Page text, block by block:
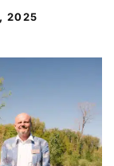
2025